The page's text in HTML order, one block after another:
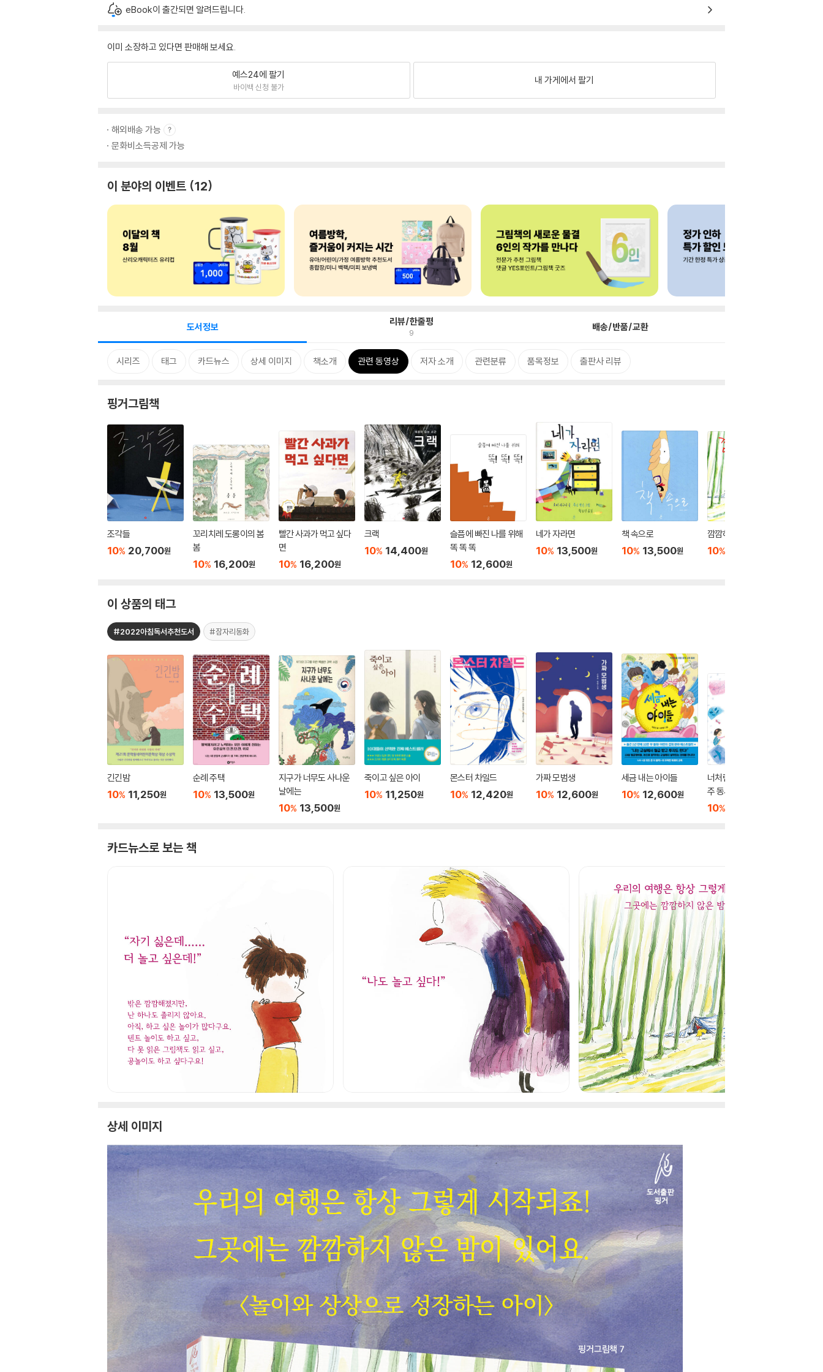
eBook이 출간되면 알려드립니다.
이미 소장하고 있다면 판매해 보세요.
예스24에 팔기
바이백 신청 불가
내 가게에서 팔기
해외배송 가능
문화비소득공제 가능
이 분야의 이벤트 12
도서정보 리뷰/한줄평
9 배송/반품/교환
시리즈 태그 카드뉴스 상세 이미지 책소개 관련 동영상 저자 소개 관련분류 품목정보 출판사 리뷰
핑거그림책
조각들
10% 20,700원
꼬리치레 도롱이의 봄
봄
10% 16,200원
빨간 사과가 먹고 싶다
면
10% 16,200원
크랙
10% 14,400원
슬픔에 빠진 나를 위해
똑 똑 똑
10% 12,600원
네가 자라면
10% 13,500원
책 속으로
10% 13,500원
깜깜하지 않은 밤에
10%
이 상품의 태그
#2022아침독서추천도서 #잠자리동화
긴긴밤
10% 11,250원
순례 주택
10% 13,500원
지구가 너무도 사나운
날에는
10% 13,500원
죽이고 싶은 아이
10% 11,250원
몬스터 차일드
10% 12,420원
가짜 모범생
10% 12,600원
세금 내는 아이들
10% 12,600원
너처럼 예쁜 동시, 나태
주 동시 따라 쓰기
10%
카드뉴스로 보는 책
상세 이미지